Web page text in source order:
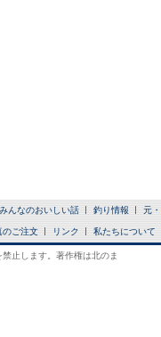
みんなのおいしい話 釣り情報 元
のご注文 リンク 私たちについて
止します。著作権は北のま